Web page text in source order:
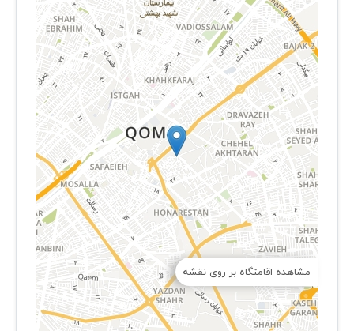
مشاهده اقامتگاه بر روی نقشه